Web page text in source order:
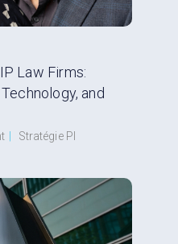
Law Firms:
and
Stratégie PI